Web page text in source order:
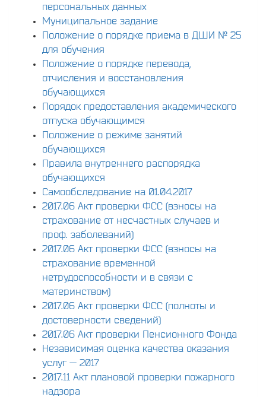
персональных данных
Муниципальное задание
Положение о порядке приема в ДШИ № 25
для обучения
Положение о порядке перевода,
отчисления и восстановления
обучающихся
Порядок предоставления академического
отпуска обучающимся
Положение о режиме занятий
обучающихся
Правила внутреннего распорядка
обучающихся
Самообследование на 01.04.2017
2017.06 Акт проверки ФСС (взносы на
страхование от несчастных случаев и
проф. заболеваний)
2017.06 Акт проверки ФСС (взносы на
страхование временной
нетрудоспособности и в связи с
материнством)
2017.06 Акт проверки ФСС (полноты и
достоверности сведений)
2017.06 Акт проверки Пенсионного Фонда
Независимая оценка качества оказания
услуг — 2017
2017.11 Акт плановой проверки пожарного
надзора